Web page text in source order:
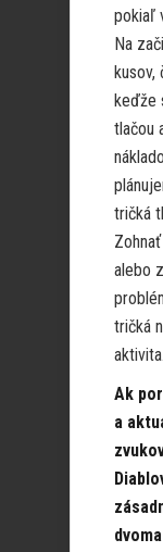
pokiaľ
Na
keďže
tlačou
tričká
alebo
tričká
aktivita.
Ak
a